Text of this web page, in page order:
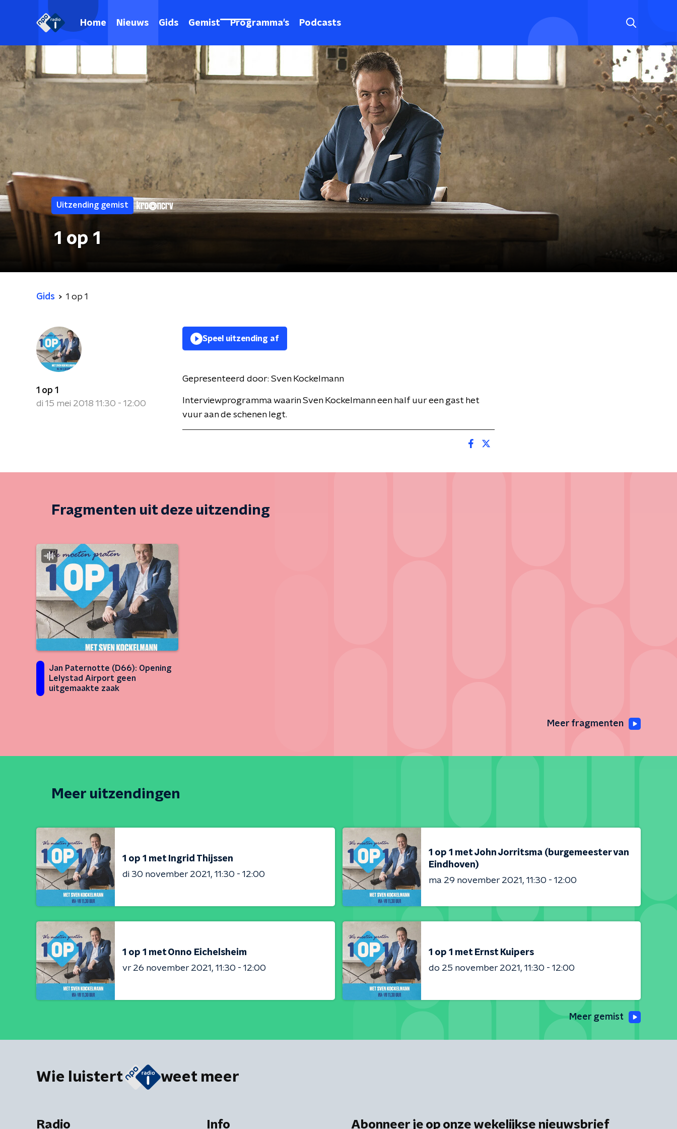
Home Nieuws Gids Gemist Programma's Podcasts
Uitzending gemist
1 op 1
Gids 1 op 1
1 op 1
di 15 mei 2018 11:30 - 12:00
Speel uitzending af
Gepresenteerd door: Sven Kockelmann
Interviewprogramma waarin Sven Kockelmann een half uur een gast het
vuur aan de schenen legt.
Fragmenten uit deze uitzending
Jan Paternotte (D66): Opening
Lelystad Airport geen
uitgemaakte zaak
Meer fragmenten
Meer uitzendingen
1 op 1 met Ingrid Thijssen
di 30 november 2021
11:30 - 12:00
1 op 1 met John Jorritsma (burgemeester van
Eindhoven)
ma 29 november 2021
11:30 - 12:00
1 op 1 met Onno Eichelsheim
vr 26 november 2021
11:30 - 12:00
1 op 1 met Ernst Kuipers
do 25 november 2021
11:30 - 12:00
Meer gemist
Wie luistert weet meer
Radio Info Abonneer je op onze wekelijkse nieuwsbrief